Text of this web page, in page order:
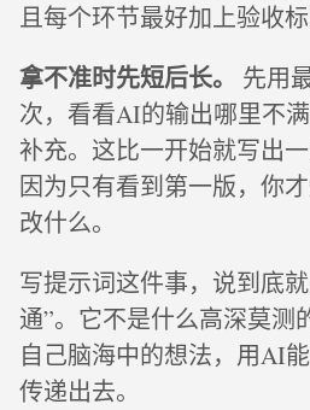
且每个环节最好加上验收标
拿不准时先短后长。
先用
次，看看AI的输出哪里不
补充。这比一开始就写出
因为只有看到第一版，你
改什么。
写提示词这件事，说到底
通”。它不是什么高深莫测
自己脑海中的想法，用AI
传递出去。